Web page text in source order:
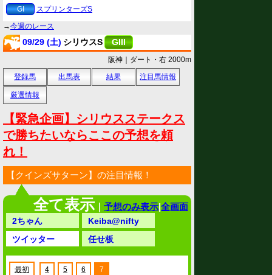
GI
スプリンターズS
→今週のレース
09/29 (土) シリウスS GIII
阪神｜ダート・右 2000m
登録馬
出馬表 結果 注目馬情報
厳選情報
【緊急企画】シリウスステークス
で勝ちたいならここの予想を頼
れ！
【クインズサターン】の注目情報！
全て表示 ｜ 予想のみ表示|全画面
2ちゃん
Keiba@nifty
ツイッター
任せ板
最初 4 5 6 7